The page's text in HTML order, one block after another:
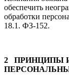
обеспечить
обработки
18.1. ФЗ-152.
2 ПРИНЦИПЫ